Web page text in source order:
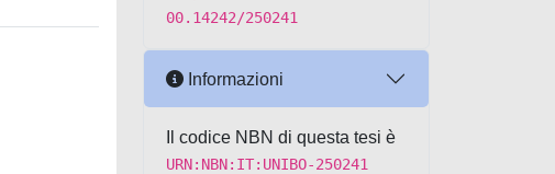
00.14242/250241
Informazioni
Il codice NBN di questa tesi è
URN:NBN:IT:UNIBO-250241